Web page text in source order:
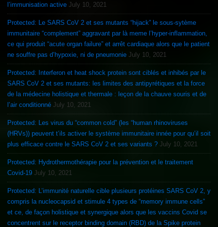
l’immunisation active July 10, 2021
Protected: Le SARS CoV 2 et ses mutants “hijack” le sous-sytème
immunitaire “complement” aggravant par là meme l’hyper-inflammation,
ce qui produit “acute organ failure” et arrêt cardiaque alors que le patient
ne souffre pas d’hypoxie, ni de pneumonie July 10, 2021
Protected: Interferon et heat shock protein sont ciblés et inhibés par le
SARS CoV 2 et ses mutants: les limites des antipyrétiques et la force
de la médecine holistique et thermale : leçon de la chauve souris et de
l’air conditionné July 10, 2021
Protected: Les virus du “common cold” (les “human rhinoviruses
(HRVs)) peuvent t’ils activer le système immunitaire innée pour qu’il soit
plus efficace contre le SARS CoV 2 et ses variants ? July 10, 2021
Protected: Hydrothermothérapie pour la prévention et le traitement
Covid-19 July 10, 2021
Protected: L’immunité naturelle cible plusieurs protéines SARS CoV 2, y
compris la nucleocapsid et stimule 4 types de “memory immune cells”
et ce, de façon holistique et synergique alors que les vaccins Covid se
concentrent sur le receptor binding domain (RBD) de la Spike protein